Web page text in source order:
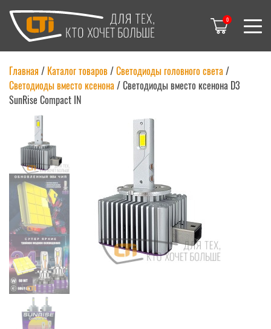
0
Главная / Каталог товаров/Светодиоды головного света/
Светодиоды вместо ксенона/Светодиоды вместо ксенона D3
SunRise Compact IN